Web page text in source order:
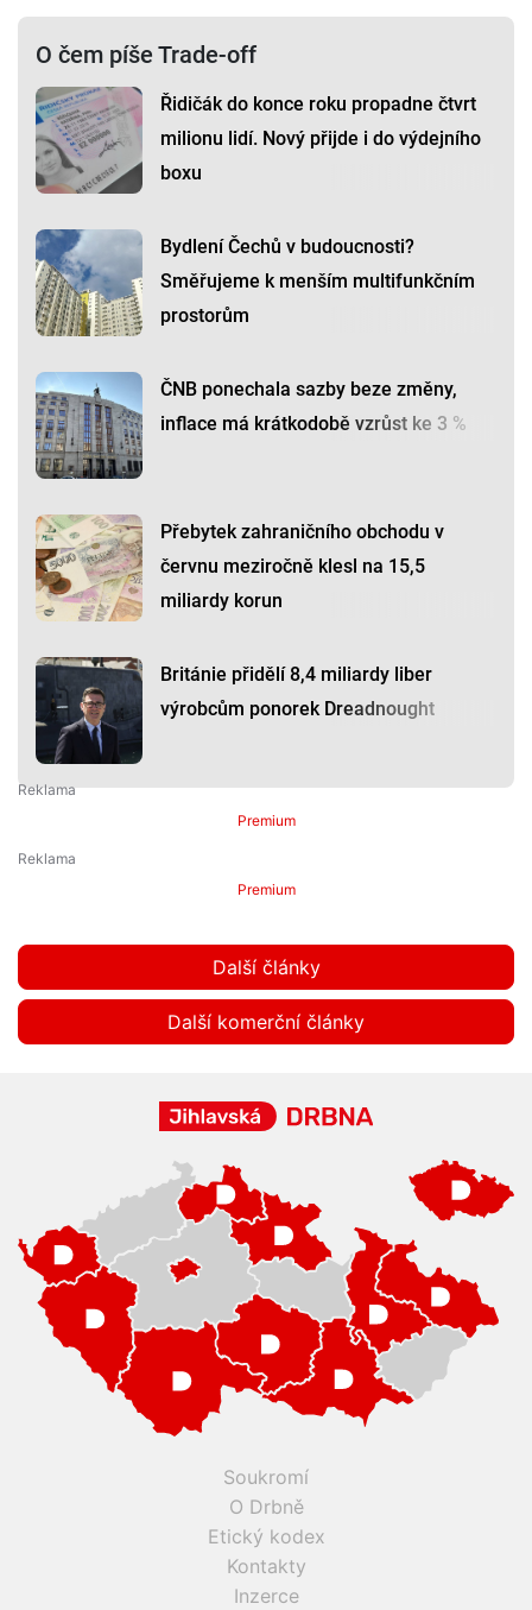
O čem píše Trade-off
Řidičák do konce roku propadne čtvrt
milionu lidí. Nový přijde i do výdejního
boxu
Bydlení Čechů v budoucnosti?
Směřujeme k menším multifunkčním
prostorům
ČNB ponechala sazby beze změny,
inflace má krátkodobě vzrůst ke 3 %
Přebytek zahraničního obchodu v
červnu meziročně klesl na 15,5
miliardy korun
Británie přidělí 8,4 miliardy liber
výrobcům ponorek Dreadnought
Premium
Premium
Další články
Další komerční články
Soukromí
O Drbně
Etický kodex
Kontakty
Inzerce